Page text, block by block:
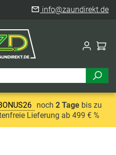
info@zaundirekt.de
noch 2 Tage bis zu
Lieferung ab 499 € %